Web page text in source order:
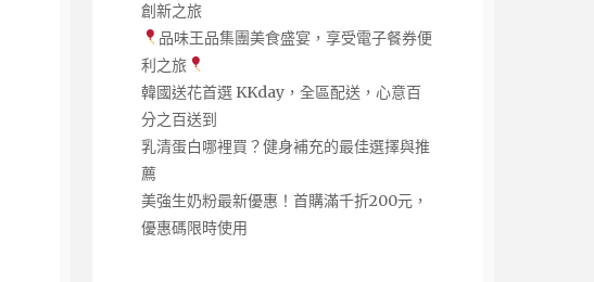
創新之旅
品味王品集團美食盛宴，享受電子餐券便
利之旅
韓國送花首選 KKday，全區配送，心意百
分之百送到
乳清蛋白哪裡買？健身補充的最佳選擇與推
薦
美強生奶粉最新優惠！首購滿千折200元，
優惠碼限時使用